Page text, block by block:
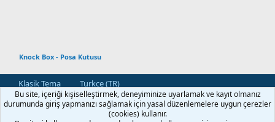
Knock Box - Posa Kutusu
Klasik Tema
Turkce (TR)
Bize Ulaşın
Kullanım ve Şartlar Gizlilik Politikası
Yardım
R
Bu site, içeriği kişiselleştirmek, deneyiminize uyarlamak ve kayıt olmanız
durumunda giriş yapmanızı sağlamak için yasal düzenlemelere uygun çerezler
(cookies) kullanır.